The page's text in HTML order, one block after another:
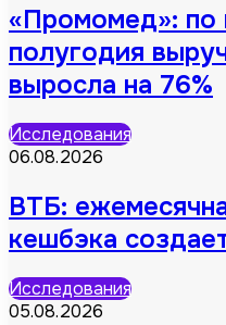
«Промомед»: по
полугодия
выросла на 76%
Исследования
06.08.2026
ВТБ:
кешбэка
Исследования
05.08.2026